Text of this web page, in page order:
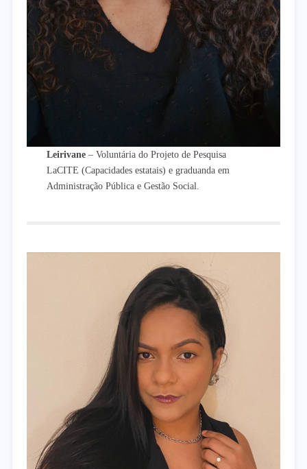
Leirivane – Voluntária do Projeto de Pesquisa
LaCITE (Capacidades estatais) e graduanda em
Administração Pública e Gestão Social.